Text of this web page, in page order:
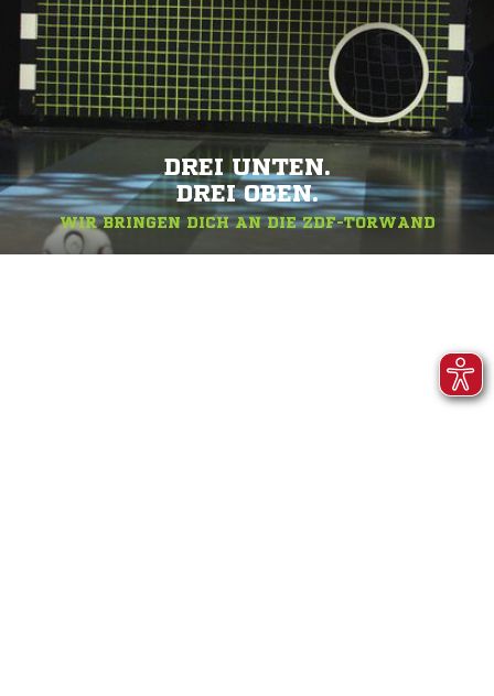
DREI UNTEN.
DREI OBEN.
WIR BRINGEN DICH AN DIE ZDF-TORWAND